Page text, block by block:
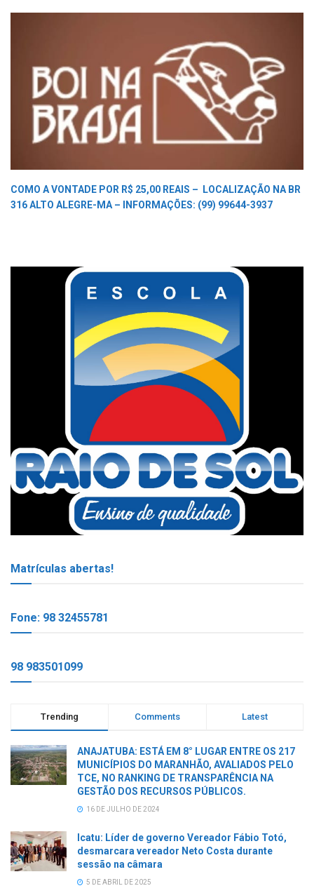
COMO A VONTADE POR R$ 25,00 REAIS –
LOCALIZAÇÃO NA BR
316 ALTO ALEGRE-MA –
INFORMAÇÕES: (99) 99644-3937
Matrículas abertas!
Fone: 98 32455781
98 983501099
Trending Comments Latest
ANAJATUBA: ESTÁ EM 8° LUGAR ENTRE OS 217
MUNICÍPIOS DO MARANHÃO, AVALIADOS PELO
TCE, NO RANKING DE TRANSPARÊNCIA NA
GESTÃO DOS RECURSOS PÚBLICOS.
16 DE JULHO DE 2024
Icatu: Líder de governo Vereador Fábio Totó,
desmarcara vereador Neto Costa durante
sessão na câmara
5 DE ABRIL DE 2025